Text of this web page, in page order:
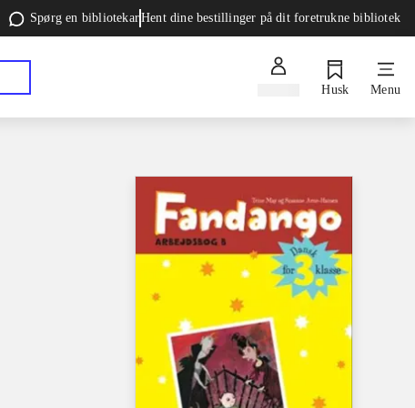
Spørg en bibliotekarHent dine bestillinger på dit foretrukne bibliotek
Husk Menu